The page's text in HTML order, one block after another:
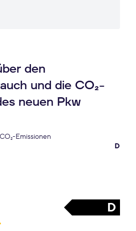
den
und die CO₂-
neuen Pkw
Emissionen
D
D